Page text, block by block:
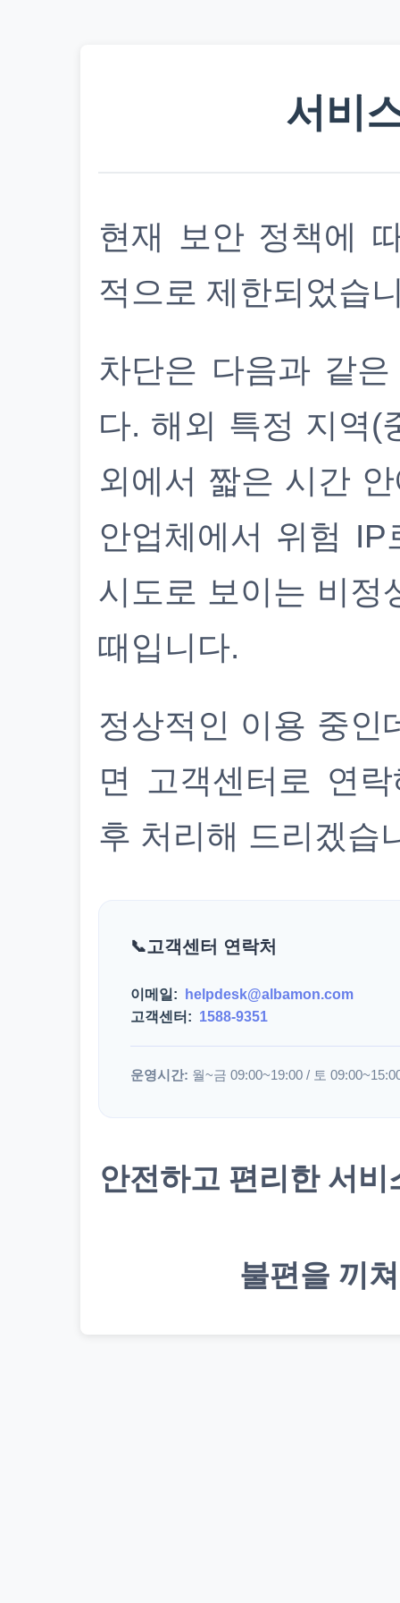
서비
현재 보안 정책에
적으로 제한되었습
차단은 다음과 같
다. 해외 특정 지역(
외에서 짧은 시간
안업체에서 위험
시도로 보이는 비정
때입니다.
정상적인 이용 중인
면 고객센터로 연
후 처리해 드리겠습
고객센터 연락처
이메일:
helpdesk@albamon.com
고객센터: 1588-9351
운영시간: 월~금 09:00~19:00 / 토
안전하고 편리한 서
불편을 끼